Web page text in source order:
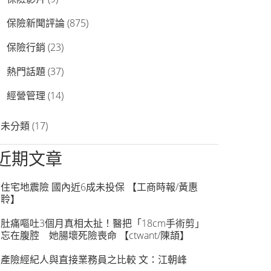
保險新聞評論(875)
保險行銷 (23)
熱門話題(37)
經營管理 (14)
未分類(17)
期文章
住宅地震險 國內近6成未投保 【工商時報/黃惠
聆】
肚痛嘔吐3個月真相太扯！醫把「18cm手術剪」
忘在腹腔 她腸壞死險喪命 【ctwant/陳頡】
產險經紀人與直接業務員之比較 文：江朝峰